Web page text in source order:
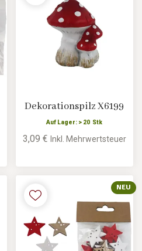
Dekorationspilz X6199
Auf Lager: > 20 Stk
3,09 € Inkl. Mehrwertsteuer
NEU